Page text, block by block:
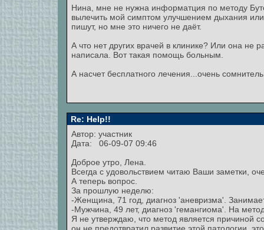
Нина, мне не нужна информатция по методу
вылечить мой симптом улучшением дыхания
пишут, но мне это ничего не даёт.
А что нет других врачей в клинике? Или она не
написала. Вот такая помощь больным.
А насчет бесплатного лечения...очень
Re: Help!!
Автор: участник
Дата: 06-09-07 09:46
Доброе утро, Лена.
Всегда с удовольствием читаю Ваши заметки,
А теперь вопрос.
За прошлую неделю:
-Женщина, 71 год, диагноз 'аневризма'.
-Мужчина, 49 лет, диагноз 'гемангиома'. На
Я не утверждаю, что метод является причиной